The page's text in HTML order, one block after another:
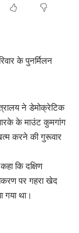
ने डेमोक्रेटिक
के माउंट कुमगांग
करने की गुरूवार
कि दक्षिण
पर गहरा खेद
गया था।